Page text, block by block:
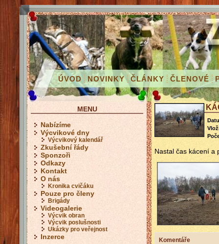
ÚVOD NOVINKY ČLÁNKY ČLENOVÉ
Nastal čas kácení a
Komentáře
MENU
Nabízíme
Výcvikové dny
Výcvikový kalendář
Zkušební řády
Sponzoři
Odkazy
Kontakt
O nás
Kronika cvičáku
Pouze pro členy
Brigády
Videogalerie
Výcvik obran
Výcvik poslušnosti
Ukázky pro veřejnost
Inzerce